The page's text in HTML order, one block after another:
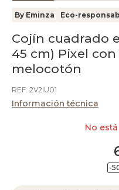
By Eminza Eco-
Cojín cuadrado
45 cm) Pixel con
melocotón
REF. 2V2IU01
Información técnica
-